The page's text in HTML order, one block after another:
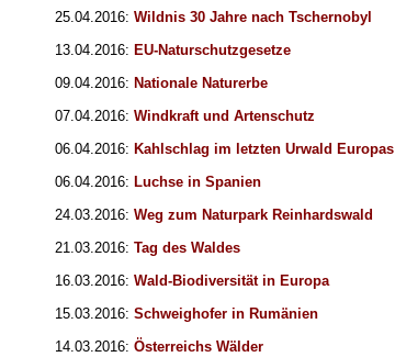
25.04.2016: Wildnis 30 Jahre nach Tschernobyl
13.04.2016: EU-Naturschutzgesetze
09.04.2016: Nationale Naturerbe
07.04.2016: Windkraft und Artenschutz
06.04.2016: Kahlschlag im letzten Urwald Europas
06.04.2016: Luchse in Spanien
24.03.2016: Weg zum Naturpark Reinhardswald
21.03.2016: Tag des Waldes
16.03.2016: Wald-Biodiversität in Europa
15.03.2016: Schweighofer in Rumänien
14.03.2016: Österreichs Wälder